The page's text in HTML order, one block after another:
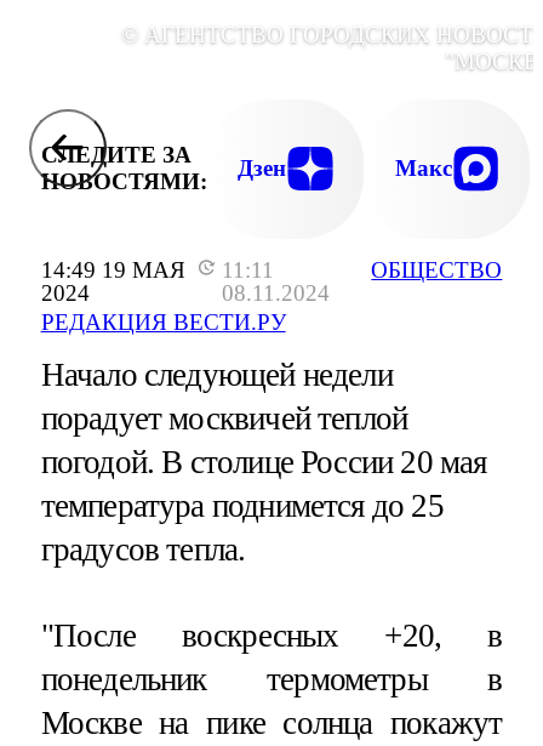
14:49 19 МАЯ
2024
11:11
08.11.2024
РЕДАКЦИЯ ВЕСТИ.РУ
ОБЩЕСТВО
© АГЕНТСТВО ГОРОДСКИХ
СЛЕДИТЕ ЗА
НОВОСТЯМИ:
Дзен Макс
Начало следующей недели
порадует москвичей теплой
погодой. В столице России 20 мая
температура поднимется до 25
градусов тепла.
"После воскресных +20, в
понедельник термометры в
Москве на пике солнца покажут